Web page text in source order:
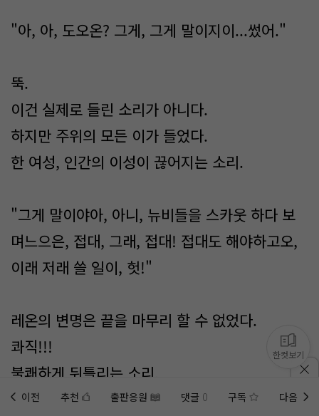
"아, 아, 도오온? 그게, 그게 말이지이...썼어."
뚝.
이건 실제로 들린 소리가 아니다.
하지만 주위의 모든 이가 들었다.
한 여성, 인간의 이성이 끊어지는 소리.
"그게 말이야아, 아니, 뉴비들을 스카웃 하다 보
며느으은, 접대, 그래, 접대! 접대도 해야하고오,
이래 저래 쓸 일이, 헛!"
레온의 변명은 끝을 마무리 할 수 없었다.
콰직!!!
불쾌하게 뒤틀리는 소리,
이전 추천 출판응원 댓글 0 구독 다음
한컷보기
홈에미노벨 웹추가하기 미노벨 앱설치하기